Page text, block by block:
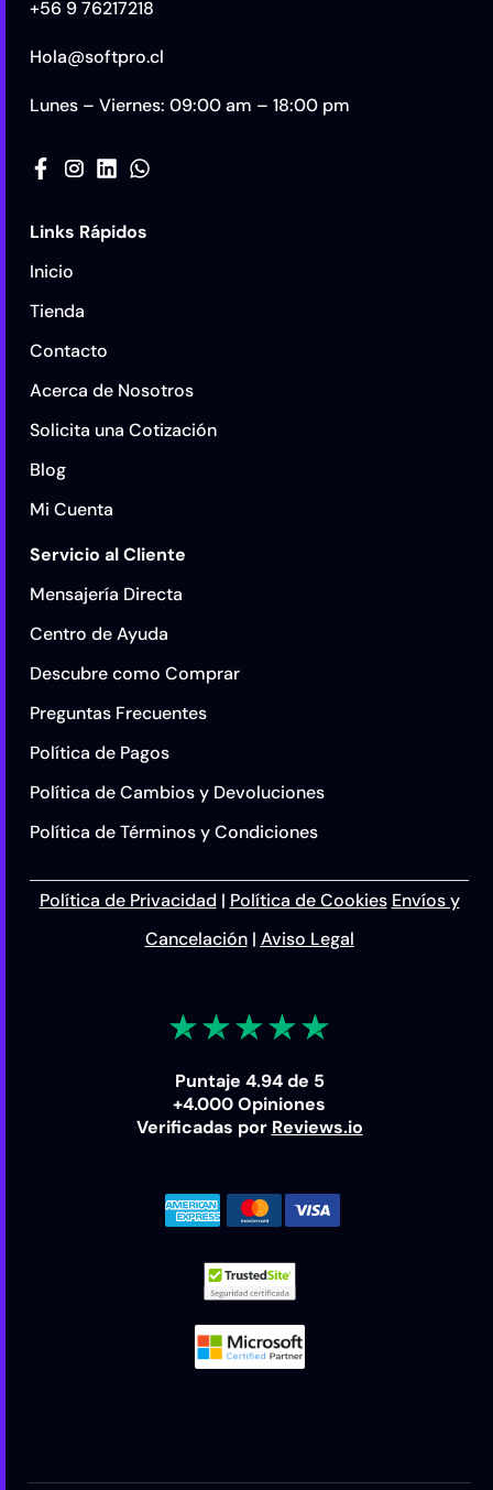
+56 9 76217218
Hola@softpro.cl
Lunes – Viernes: 09:00 am – 18:00 pm
Links Rápidos
Inicio
Tienda
Contacto
Acerca de Nosotros
Solicita una Cotización
Blog
Mi Cuenta
Servicio al Cliente
Mensajería Directa
Centro de Ayuda
Descubre como Comprar
Preguntas Frecuentes
Política de Pagos
Política de Cambios y Devoluciones
Política de Términos y Condiciones
Política de Privacidad | Política de Cookies Envíos y
Cancelación| Aviso Legal
Puntaje 4.94 de 5
+4.000 Opiniones
Verificadas por Reviews.io